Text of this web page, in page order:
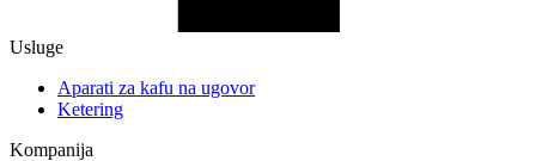
Usluge
Aparati za kafu na ugovor
Ketering
Kompanija